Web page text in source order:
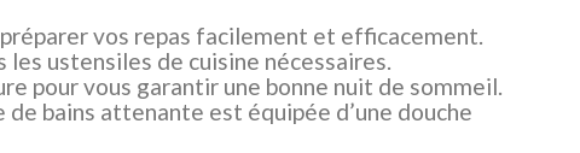
vos repas facilement et efficacement.
ustensiles de cuisine nécessaires.
pour vous garantir une bonne nuit de sommeil.
bains attenante est équipée d’une douche